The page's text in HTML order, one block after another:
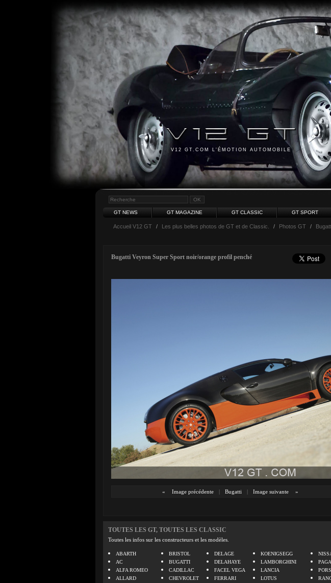
V12 GT.COM L'ÉMOTION AUTOMOBILE
GT NEWS GT MAGAZINE GT CLASSIC GT SPORT
Accueil V12 GT / Les plus belles photos de GT et de Classic. / Photos GT /
Bugatti Veyron Super Sport noir/orange profil penché
« Image précédente | Bugatti | Image suivante »
TOUTES LES GT, TOUTES LES CLASSIC
Toutes les infos sur les constructeurs et les modèles.
ABARTH
AC
ALFA ROMEO
ALLARD
BRISTOL
BUGATTI
CADILLAC
CHEVROLET
DELAGE
DELAHAYE
FACEL VEGA
FERRARI
KOENIGSEGG
LAMBORGHINI
LANCIA
LOTUS